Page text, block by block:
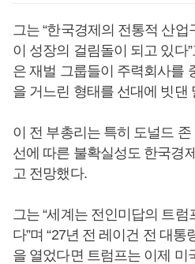
그는 “한국경제의 전통적 산
이 성장의 걸림돌이 되고 있다
은 재벌 그룹들이 주력회사를
을 거느린 형태를 선대에 빗댄
이 전 부총리는 특히 도널드
선에 따른 불확실성도 한국경
고 전망했다.
그는 “세계는 전인미답의 트
다”며 “27년 전 레이건 전 대
을 열었다면 트럼프는 이제 미